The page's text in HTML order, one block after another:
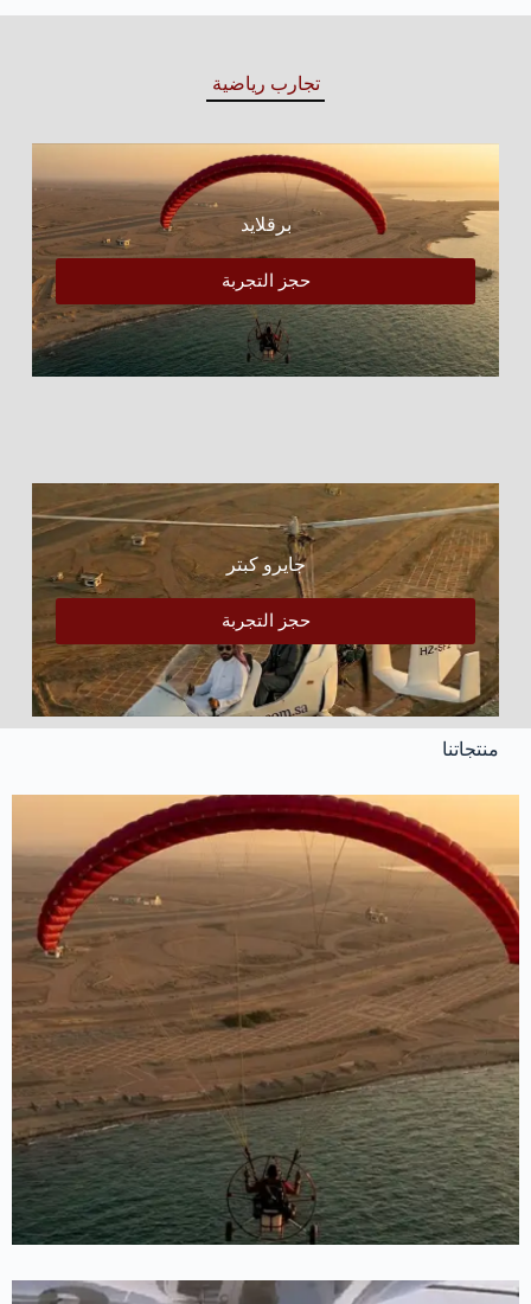
تجارب رياضية
برقلايد
حجز التجربة
جايرو كبتر
حجز التجربة
منتجاتنا
منتجات البرقلايد